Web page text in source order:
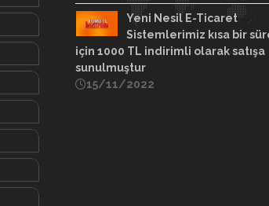
Yeni Nesil E-Ticaret
Sistemlerimiz kısa bir
için 1000 TL indirimli olarak satışa
sunulmuştur
15/11/2022